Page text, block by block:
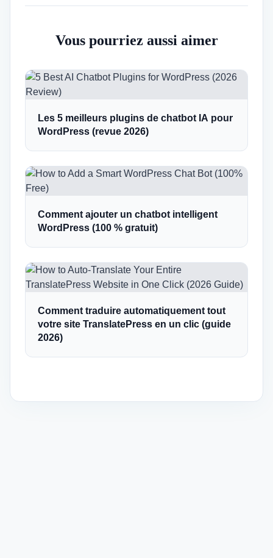
Vous pourriez aussi aimer
Les 5 meilleurs plugins de chatbot IA pour
WordPress (revue 2026)
Comment ajouter un chatbot intelligent
WordPress (100 % gratuit)
Comment traduire automatiquement tout
votre site TranslatePress en un clic (guide
2026)